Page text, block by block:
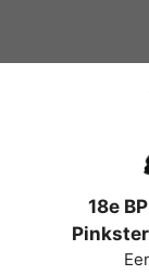
de
18e